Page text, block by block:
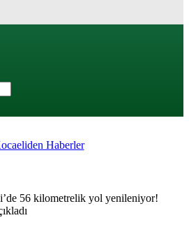
56 kilometrelik yol yenileniyor!